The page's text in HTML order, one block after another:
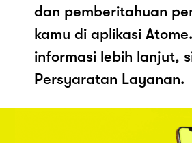
dan pemberitahuan
kamu di aplikasi
informasi lebih lanjut,
Persyaratan Layanan.